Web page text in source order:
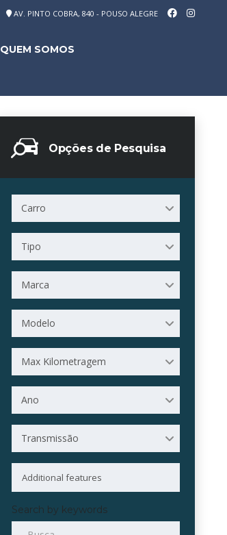
AV. PINTO COBRA, 840 - POUSO ALEGRE
QUEM SOMOS
Opções de Pesquisa
Carro
Tipo
Marca
Modelo
Max Kilometragem
Ano
Transmissão
Search by keywords